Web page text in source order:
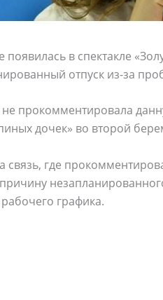
в спектакле
отпуск из-за
прокомментировала
дочек» во второй
где
графика.